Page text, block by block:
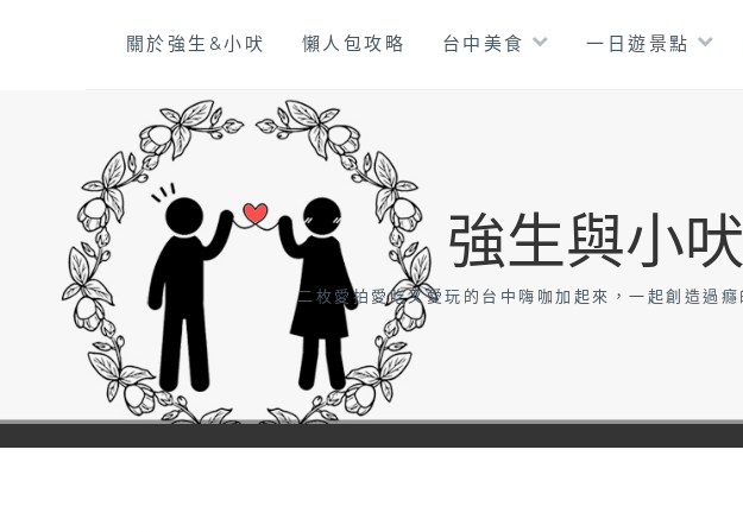
關於強生&小吠 懶人包攻略 台中美食 一日遊景點
強生與小
二枚愛拍愛吃又愛玩的台中嗨咖加起來，一起創造過